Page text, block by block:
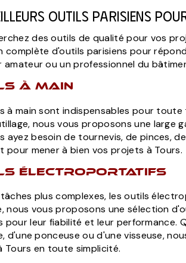
outils parisiens
des outils de qualité pour vos
complète d'outils parisiens pour
amateur ou un professionnel du
à main
à main sont indispensables pour
nous vous proposons une large
ayez besoin de tournevis, de pinces,
pour mener à bien vos projets à Tours.
électroportatifs
plus complexes, les outils
nous vous proposons une sélection
pour leur fiabilité et leur performance.
d'une ponceuse ou d'une visseuse,
Tours en toute simplicité.